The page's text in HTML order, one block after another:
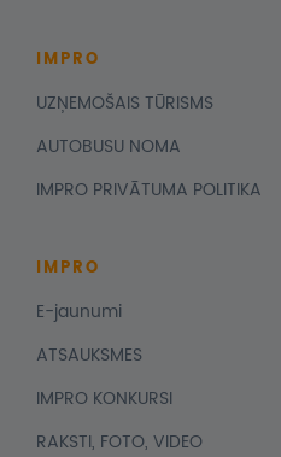
IMPRO
UZŅEMOŠAIS TŪRISMS
AUTOBUSU NOMA
IMPRO PRIVĀTUMA POLITIKA
IMPRO
E-jaunumi
ATSAUKSMES
IMPRO KONKURSI
RAKSTI, FOTO, VIDEO